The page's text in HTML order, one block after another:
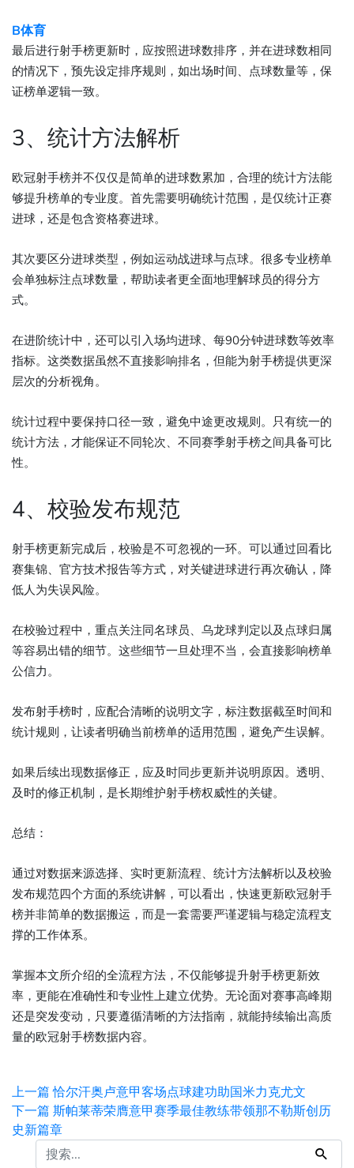
B体育
最后进行射手榜更新时，应按照进球数排序，并在进球数相同
的情况下，预先设定排序规则，如出场时间、点球数量等，保
证榜单逻辑一致。
3、统计方法解析
欧冠射手榜并不仅仅是简单的进球数累加，合理的统计方法能
够提升榜单的专业度。首先需要明确统计范围，是仅统计正赛
进球，还是包含资格赛进球。
其次要区分进球类型，例如运动战进球与点球。很多专业榜单
会单独标注点球数量，帮助读者更全面地理解球员的得分方
式。
在进阶统计中，还可以引入场均进球、每90分钟进球数等效率
指标。这类数据虽然不直接影响排名，但能为射手榜提供更深
层次的分析视角。
统计过程中要保持口径一致，避免中途更改规则。只有统一的
统计方法，才能保证不同轮次、不同赛季射手榜之间具备可比
性。
4、校验发布规范
射手榜更新完成后，校验是不可忽视的一环。可以通过回看比
赛集锦、官方技术报告等方式，对关键进球进行再次确认，降
低人为失误风险。
在校验过程中，重点关注同名球员、乌龙球判定以及点球归属
等容易出错的细节。这些细节一旦处理不当，会直接影响榜单
公信力。
发布射手榜时，应配合清晰的说明文字，标注数据截至时间和
统计规则，让读者明确当前榜单的适用范围，避免产生误解。
如果后续出现数据修正，应及时同步更新并说明原因。透明、
及时的修正机制，是长期维护射手榜权威性的关键。
总结：
通过对数据来源选择、实时更新流程、统计方法解析以及校验
发布规范四个方面的系统讲解，可以看出，快速更新欧冠射手
榜并非简单的数据搬运，而是一套需要严谨逻辑与稳定流程支
撑的工作体系。
掌握本文所介绍的全流程方法，不仅能够提升射手榜更新效
率，更能在准确性和专业性上建立优势。无论面对赛事高峰期
还是突发变动，只要遵循清晰的方法指南，就能持续输出高质
量的欧冠射手榜数据内容。
上一篇 恰尔汗奥卢意甲客场点球建功助国米力克尤文
下一篇 斯帕莱蒂荣膺意甲赛季最佳教练带领那不勒斯创历
史新篇章